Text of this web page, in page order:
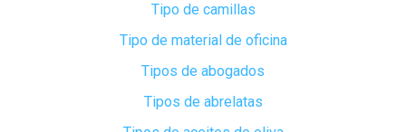
Tipo de camillas
Tipo de material de oficina
Tipos de abogados
Tipos de abrelatas